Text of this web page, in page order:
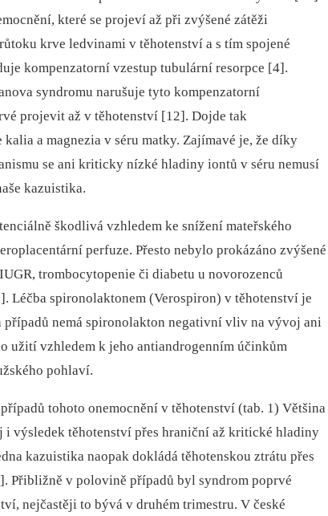
které se projeví až při zvýšené zátěži
krve ledvinami v těhotenství a s tím spojené
kompenzatorní vzestup tubulární resorpce [4].
syndromu narušuje tyto kompenzatorní
projevit až v těhotenství [12]. Dojde tak
a magnezia v séru matky. Zajímavé je, že díky
se ani kriticky nízké hladiny iontů v séru nemusí
kazuistika.
škodlivá vzhledem ke snížení mateřského
perfuze. Přesto nebylo prokázáno zvýšené
trombocytopenie či diabetu u novorozenců
Léčba spironolaktonem (Verospiron) v těhotenství je
nemá spironolakton negativní vliv na vývoj ani
užití vzhledem k jeho antiandrogenním účinkům
pohlaví.
tohoto onemocnění v těhotenství (tab. 1) Většina
výsledek těhotenství přes hraniční až kritické hladiny
kazuistika naopak dokládá těhotenskou ztrátu přes
Přibližně v polovině případů byl syndrom poprvé
nejčastěji to bývá v druhém trimestru. V české